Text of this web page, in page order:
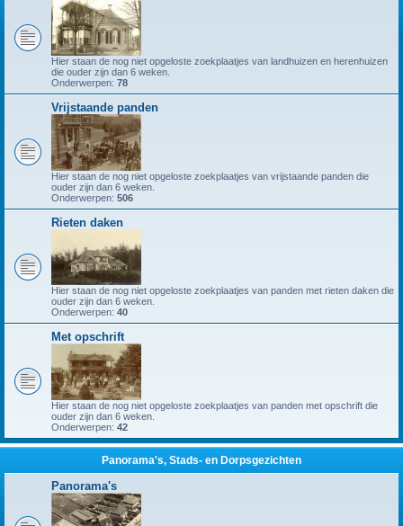
Hier staan de nog niet opgeloste zoekplaatjes van landhuizen en herenhuizen
die ouder zijn dan 6 weken.
Onderwerpen: 78
Vrijstaande panden
Hier staan de nog niet opgeloste zoekplaatjes van vrijstaande panden die
ouder zijn dan 6 weken.
Onderwerpen: 506
Rieten daken
Hier staan de nog niet opgeloste zoekplaatjes van panden met rieten daken die
ouder zijn dan 6 weken.
Onderwerpen: 40
Met opschrift
Hier staan de nog niet opgeloste zoekplaatjes van panden met opschrift die
ouder zijn dan 6 weken.
Onderwerpen: 42
Panorama's, Stads- en Dorpsgezichten
Panorama's